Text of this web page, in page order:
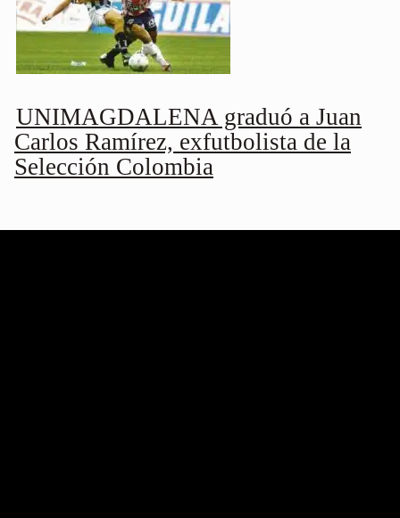
UNIMAGDALENA graduó a Juan
Carlos Ramírez, exfutbolista de la
Selección Colombia